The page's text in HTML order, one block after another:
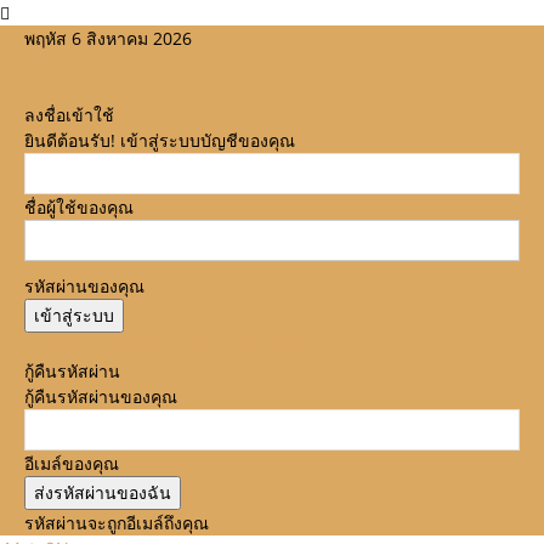
พฤหัส 6 สิงหาคม 2026
ลงชื่อเข้าใช้
ยินดีต้อนรับ! เข้าสู่ระบบบัญชีของคุณ
ชื่อผู้ใช้ของคุณ
รหัสผ่านของคุณ
กู้คืนรหัสผ่าน
กู้คืนรหัสผ่านของคุณ
อีเมล์ของคุณ
รหัสผ่านจะถูกอีเมล์ถึงคุณ